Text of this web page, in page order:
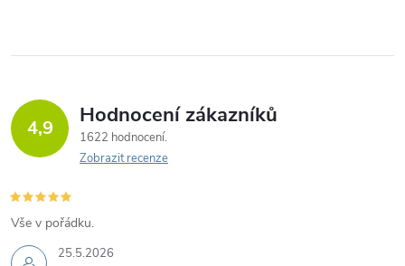
4,9 Hodnocení zákazníků
1622 hodnocení
Zobrazit recenze
25.5.2026
Vše v pořádku.